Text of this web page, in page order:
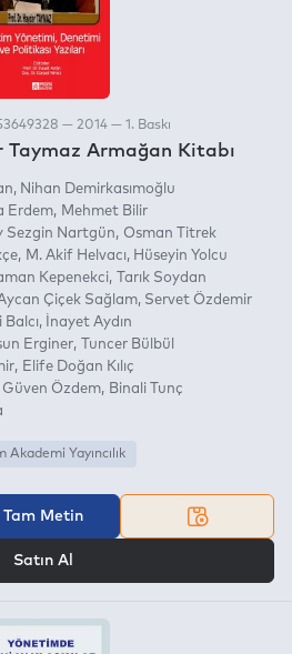
— 2014 — 1. Baskı
Taymaz Armağan Kitabı
Nihan Demirkasımoğlu
Erdem
Mehmet Bilir
Sezgin Nartgün
Osman Titrek
M. Akif Helvacı
Hüseyin Yolcu
Kepenekci
Tarık Soydan
Çiçek Sağlam Servet Özdemir
Balcı
İnayet Aydın
Erginer
Tuncer Bülbül
Elife Doğan Kılıç
Güven Özdem
Binali Tunç
Akademi Yayıncılık
Tam Metin
Satın Al